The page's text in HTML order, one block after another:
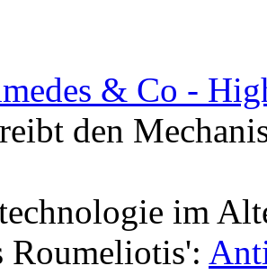
& Co -
den
im
Roumeliotis':